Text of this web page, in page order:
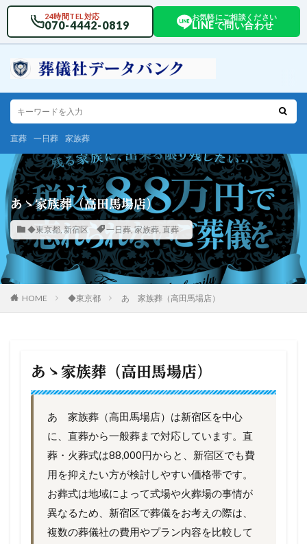
24時間TEL対応
070-4442-0819
お気軽にご相談ください
LINEで問い合わせ
直葬 一日葬 家族葬
あゝ家族葬（高田馬場店）
◆東京都, 新宿区 一日葬, 家族葬, 直葬
HOME ◆東京都 あゝ家族葬（高田馬場店）
あゝ家族葬（高田馬場店）
あゝ家族葬（高田馬場店）は新宿区を中心
に、直葬から一般葬まで対応しています。直
葬・火葬式は88,000円からと、新宿区でも費
用を抑えたい方が検討しやすい価格帯です。
お葬式は地域によって式場や火葬場の事情が
異なるため、新宿区で葬儀をお考えの際は、
複数の葬儀社の費用やプラン内容を比較して